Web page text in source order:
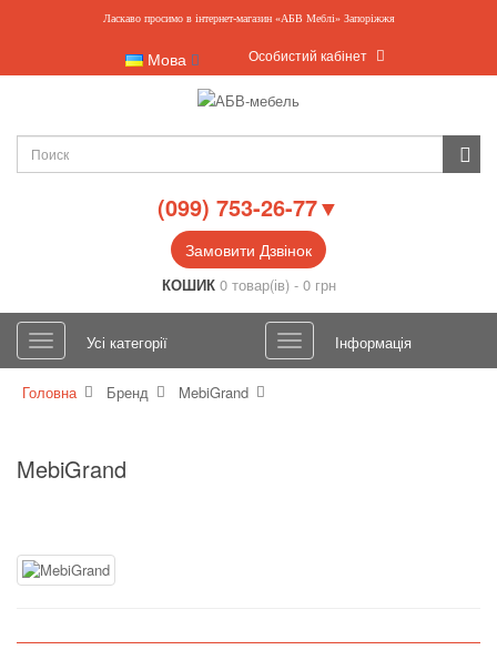
Ласкаво просимо в інтернет-магазин «АБВ Меблі» Запоріжжя
Мова Особистий кабінет
(099) 753-26-77▼
Замовити Дзвінок
КОШИК 0 товар(ів) - 0 грн
Усі категорії Інформація
Головна Бренд MebiGrand
MebiGrand